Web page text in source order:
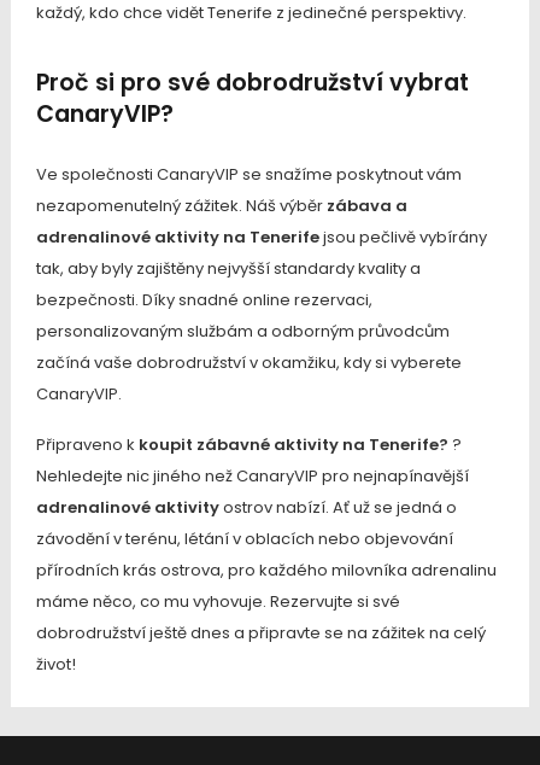
každý, kdo chce vidět Tenerife z jedinečné perspektivy.
Proč si pro své dobrodružství vybrat
CanaryVIP?
Ve společnosti CanaryVIP se snažíme poskytnout vám
nezapomenutelný zážitek. Náš výběr zábava a
adrenalinové aktivity na Tenerifejsou pečlivě vybírány
tak, aby byly zajištěny nejvyšší standardy kvality a
bezpečnosti. Díky snadné online rezervaci,
personalizovaným službám a odborným průvodcům
začíná vaše dobrodružství v okamžiku, kdy si vyberete
CanaryVIP.
Připraveno k koupit zábavné aktivity na Tenerife? ?
Nehledejte nic jiného než CanaryVIP pro nejnapínavější
adrenalinové aktivityostrov nabízí. Ať už se jedná o
závodění v terénu, létání v oblacích nebo objevování
přírodních krás ostrova, pro každého milovníka adrenalinu
máme něco, co mu vyhovuje. Rezervujte si své
dobrodružství ještě dnes a připravte se na zážitek na celý
život!